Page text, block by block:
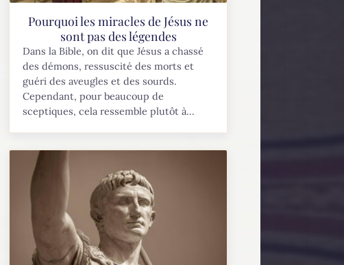
Pourquoi les miracles de Jésus ne
sont pas des légendes
Dans la Bible, on dit que Jésus a chassé
des démons, ressuscité des morts et
guéri des aveugles et des sourds.
Cependant, pour beaucoup de
sceptiques, cela ressemble plutôt à...